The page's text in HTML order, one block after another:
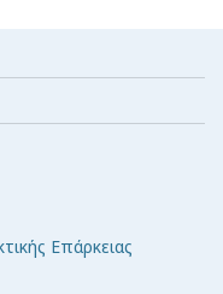
Επάρκειας